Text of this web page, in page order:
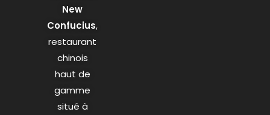
New
Confucius,
restaurant
chinois
haut de
gamme
situé à